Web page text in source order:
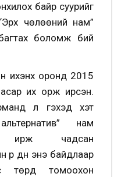
байр суурийг
чөлөөний нам”
боломж бий
ихэнх оронд 2015
их орж ирсэн.
л гэхэд хэт
нам
ирж чадсан
үр дүн энэ байдлаар
төрд томоохон